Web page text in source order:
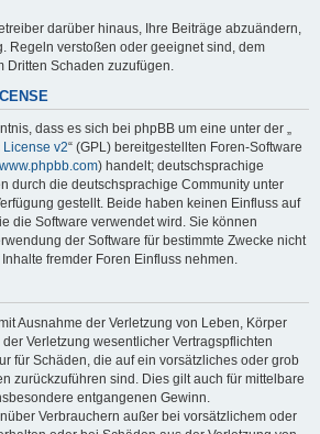
darüber hinaus, Ihre Beiträge abzuändern,
Regeln verstoßen oder geeignet sind, dem
Dritten Schaden zuzufügen.
dass es sich bei phpBB um eine unter der „
v2“ (GPL) bereitgestellten Foren-Software
www.phpbb.com) handelt; deutschsprachige
durch die deutschsprachige Community unter
gestellt. Beide haben keinen Einfluss auf
die Software verwendet wird. Sie können
der Software für bestimmte Zwecke nicht
fremder Foren Einfluss nehmen.
Ausnahme der Verletzung von Leben, Körper
Verletzung wesentlicher Vertragspflichten
für Schäden, die auf ein vorsätzliches oder grob
zurückzuführen sind. Dies gilt auch für mittelbare
entgangenen Gewinn.
Verbrauchern außer bei vorsätzlichem oder